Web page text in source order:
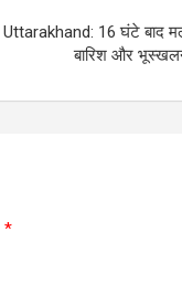
Uttarakhand: 16 घंटे बाद
बारिश और भूस्खलन
*